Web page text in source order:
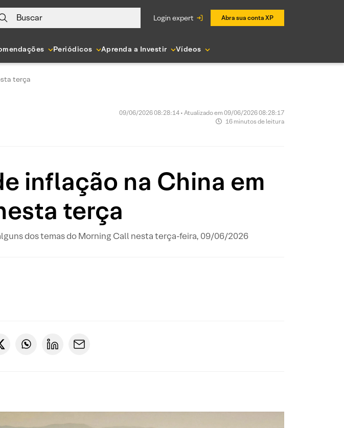
Buscar login expert Abra sua conta XP
Periódicos Aprenda a Investir Vídeos
terça
09/06/2026 08:28:14 • Atualizado em 09/06/2026 08:28:17
16 minutos de leitura
inflação na China em
terça
dos temas do Morning Call nesta terça-feira, 09/06/2026